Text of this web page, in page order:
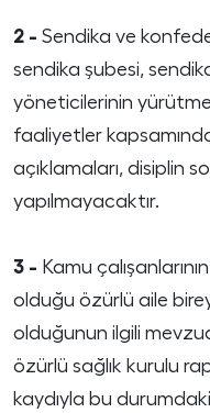
2 - Sendika ve
sendika şubesi,
yöneticilerinin
faaliyetler
açıklamaları, disiplin
yapılmayacaktır.
3 - Kamu
olduğu özürlü aile
olduğunun ilgili
özürlü sağlık kurulu
kaydıyla bu